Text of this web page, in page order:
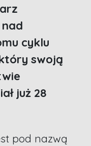
cyklu
swoją
już 28
pod nazwą